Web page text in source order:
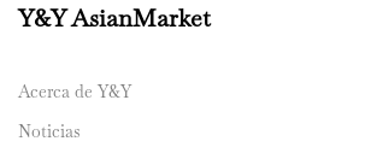
Y&Y AsianMarket
Acerca de Y&Y
Noticias